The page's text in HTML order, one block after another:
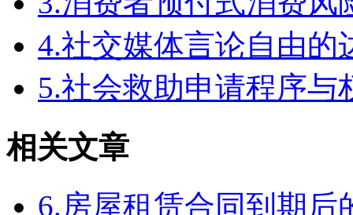
4.社交媒体言论自由
5.社会救助申请程序与
相关文章
6.房屋租赁合同到期后